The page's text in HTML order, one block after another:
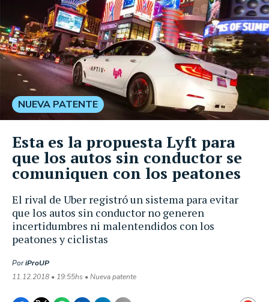
El rival de Uber registró un sistema para evitar
que los autos sin conductor no generen
incertidumbres ni malentendidos con los
peatones y ciclistas
PoriProUP
11.12.2018 • 19:55hs • Nueva patente
NUEVA PATENTE
Esta es la propuesta Lyft para
que los autos sin conductor se
comuniquen con los peatones